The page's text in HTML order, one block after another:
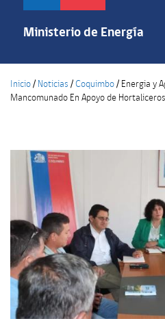
Pasar
contenido
Ministerio de Energía
Inicio/ Noticias /Coquimbo/ Energia y
Mancomunado En Apoyo de